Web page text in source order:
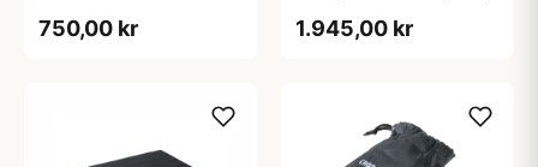
750,00 kr 1.945,00 kr